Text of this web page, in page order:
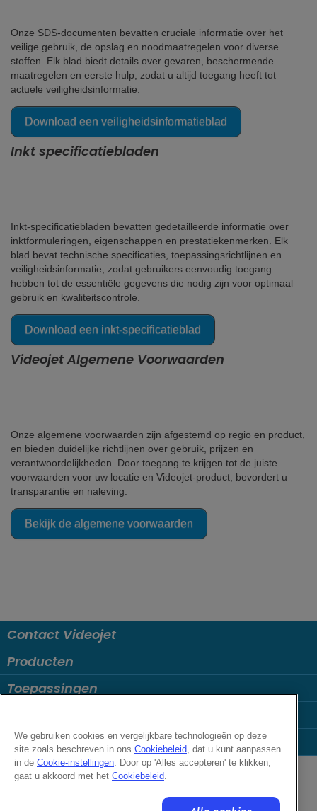
Onze SDS-documenten bevatten cruciale informatie over het
veilige gebruik, de opslag en noodmaatregelen voor diverse
stoffen. Elk blad biedt details over gevaren, beschermende
maatregelen en eerste hulp, zodat u altijd toegang heeft tot
actuele veiligheidsinformatie.
Download een veiligheidsinformatieblad
Inkt specificatiebladen
Inkt-specificatiebladen bevatten gedetailleerde informatie over
inktformuleringen, eigenschappen en prestatiekenmerken. Elk
blad bevat technische specificaties, toepassingsrichtlijnen en
veiligheidsinformatie, zodat gebruikers eenvoudig toegang
hebben tot de essentiële gegevens die nodig zijn voor optimaal
gebruik en kwaliteitscontrole.
Download een inkt-specificatieblad
Videojet Algemene Voorwaarden
Onze algemene voorwaarden zijn afgestemd op regio en product,
en bieden duidelijke richtlijnen over gebruik, prijzen en
verantwoordelijkheden. Door toegang te krijgen tot de juiste
voorwaarden voor uw locatie en Videojet-product, bevordert u
transparantie en naleving.
Bekijk de algemene voorwaarden
Contact Videojet
Producten
Toepassingen
Populaire links
Follow us on:
© 2026 Videojet Technologies Inc.
We gebruiken cookies en vergelijkbare technologieën op deze
site zoals beschreven in ons Cookiebeleid, dat u kunt aanpassen
in de Cookie-instellingen. Door op 'Alles accepteren' te klikken,
gaat u akkoord met het Cookiebeleid.